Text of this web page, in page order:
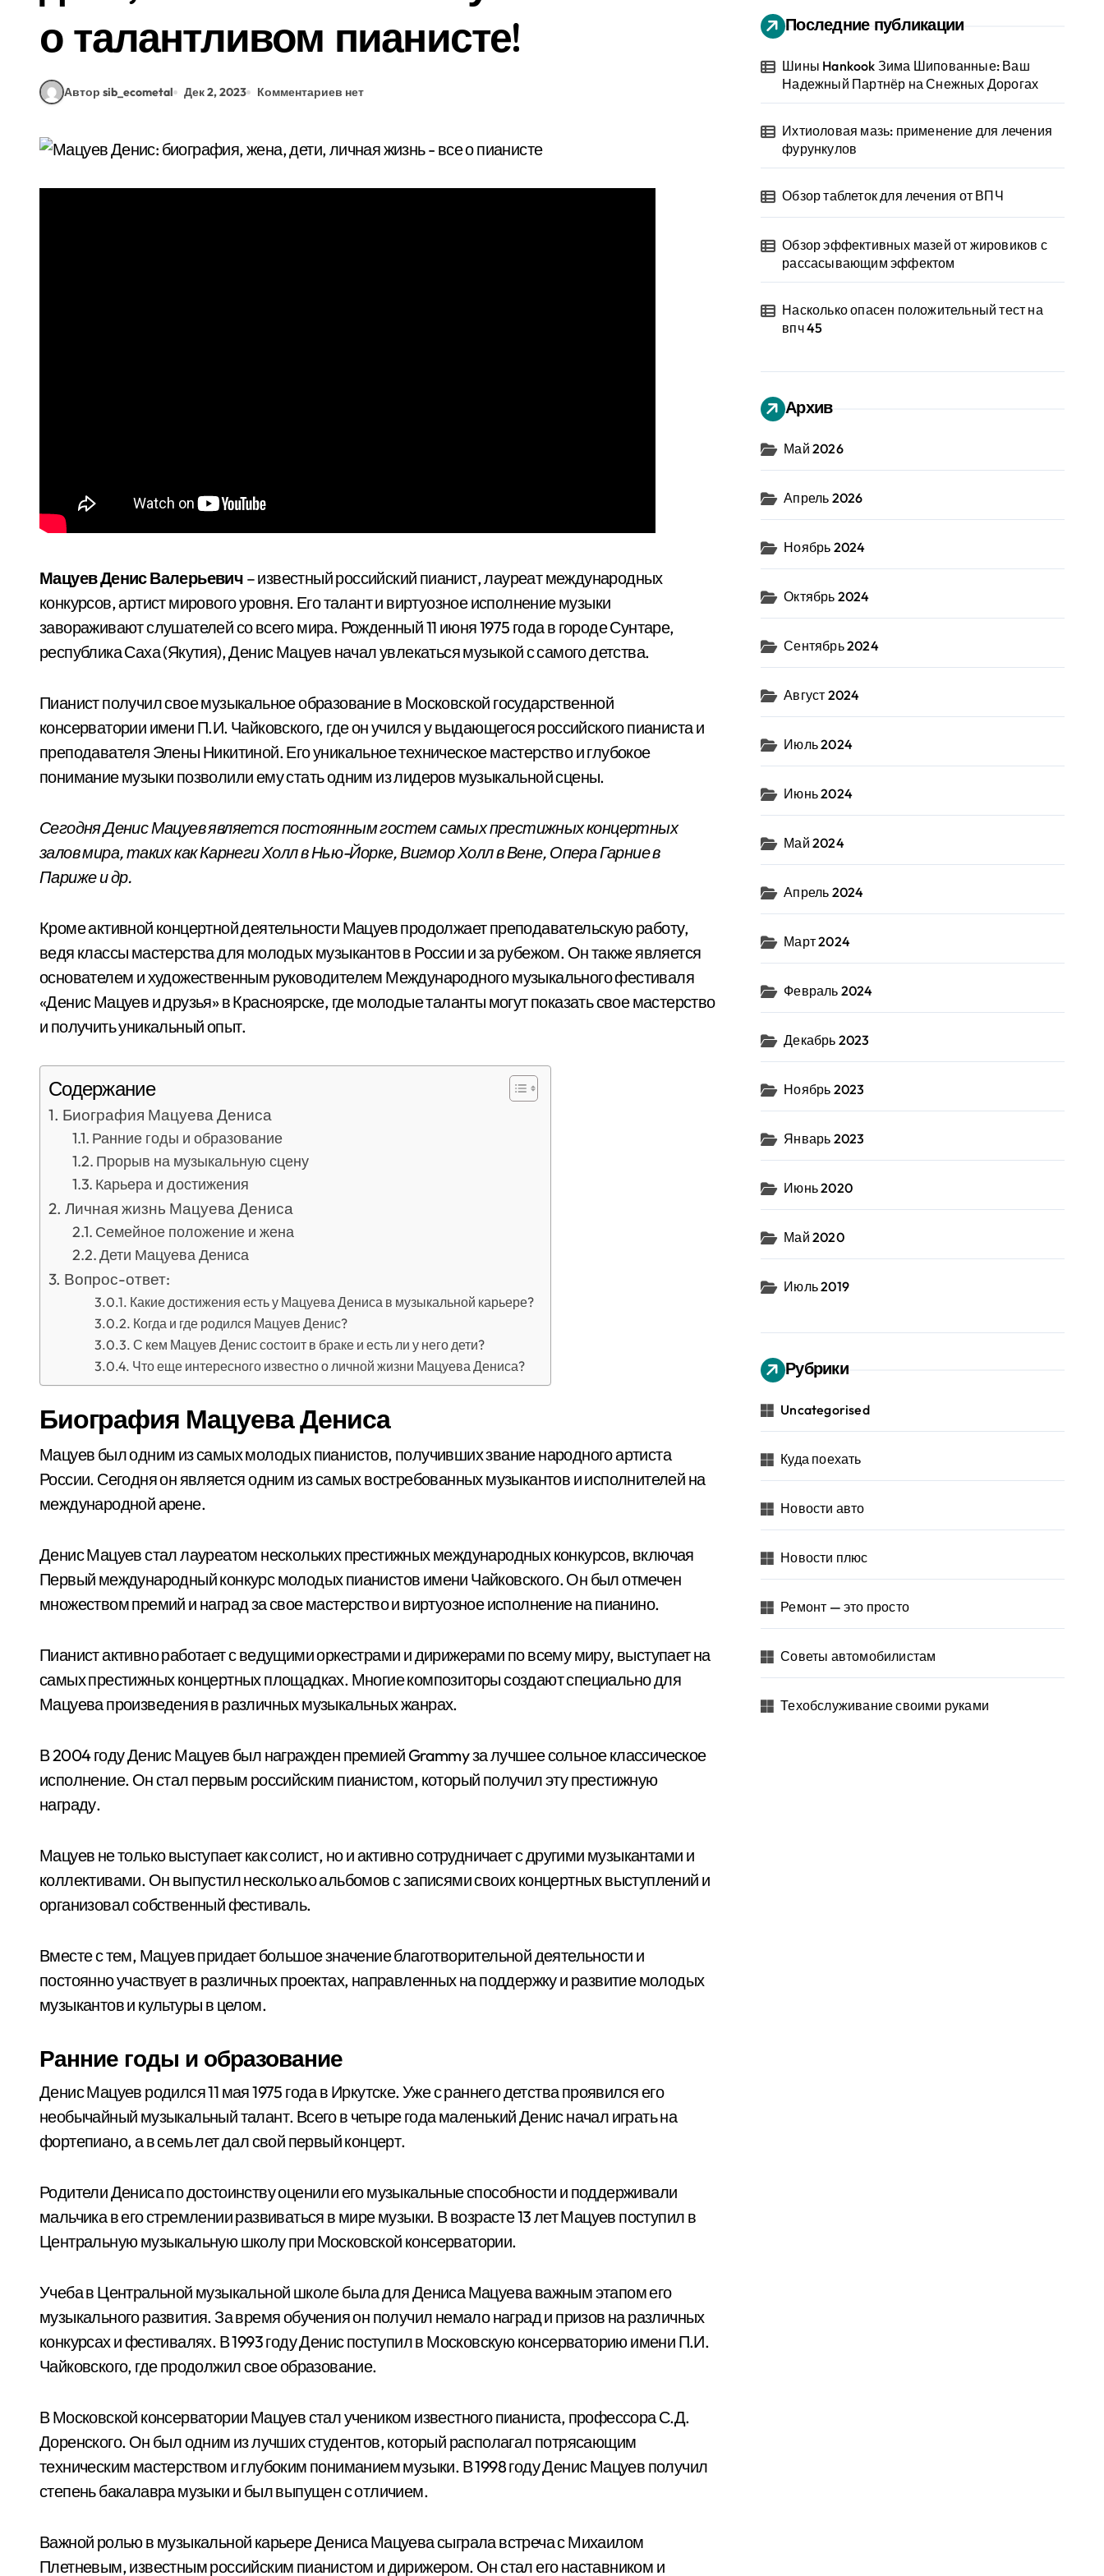
о талантливом пианисте!
Автор sib_ecometal Дек 2, 2023 Комментариев нет
Мацуев Денис Валерьевич – известный российский пианист, лауреат международных
конкурсов, артист мирового уровня. Его талант и виртуозное исполнение музыки
завораживают слушателей со всего мира. Рожденный 11 июня 1975 года в городе Сунтаре,
республика Саха (Якутия), Денис Мацуев начал увлекаться музыкой с самого детства.
Пианист получил свое музыкальное образование в Московской государственной
консерватории имени П.И. Чайковского, где он учился у выдающегося российского пианиста и
преподавателя Элены Никитиной. Его уникальное техническое мастерство и глубокое
понимание музыки позволили ему стать одним из лидеров музыкальной сцены.
Сегодня Денис Мацуев является постоянным гостем самых престижных концертных
залов мира, таких как Карнеги Холл в Нью-Йорке, Вигмор Холл в Вене, Опера Гарние в
Париже и др.
Кроме активной концертной деятельности Мацуев продолжает преподавательскую работу,
ведя классы мастерства для молодых музыкантов в России и за рубежом. Он также является
основателем и художественным руководителем Международного музыкального фестиваля
«Денис Мацуев и друзья» в Красноярске, где молодые таланты могут показать свое мастерство
и получить уникальный опыт.
Содержание
Биография Мацуева Дениса
Ранние годы и образование
Прорыв на музыкальную сцену
Карьера и достижения
Личная жизнь Мацуева Дениса
Семейное положение и жена
Дети Мацуева Дениса
Вопрос-ответ:
Какие достижения есть у Мацуева Дениса в музыкальной карьере?
Когда и где родился Мацуев Денис?
С кем Мацуев Денис состоит в браке и есть ли у него дети?
Что еще интересного известно о личной жизни Мацуева Дениса?
Биография Мацуева Дениса
Мацуев был одним из самых молодых пианистов, получивших звание народного артиста
России. Сегодня он является одним из самых востребованных музыкантов и исполнителей на
международной арене.
Денис Мацуев стал лауреатом нескольких престижных международных конкурсов, включая
Первый международный конкурс молодых пианистов имени Чайковского. Он был отмечен
множеством премий и наград за свое мастерство и виртуозное исполнение на пианино.
Пианист активно работает с ведущими оркестрами и дирижерами по всему миру, выступает на
самых престижных концертных площадках. Многие композиторы создают специально для
Мацуева произведения в различных музыкальных жанрах.
В 2004 году Денис Мацуев был награжден премией Grammy за лучшее сольное классическое
исполнение. Он стал первым российским пианистом, который получил эту престижную
награду.
Мацуев не только выступает как солист, но и активно сотрудничает с другими музыкантами и
коллективами. Он выпустил несколько альбомов с записями своих концертных выступлений и
организовал собственный фестиваль.
Вместе с тем, Мацуев придает большое значение благотворительной деятельности и
постоянно участвует в различных проектах, направленных на поддержку и развитие молодых
музыкантов и культуры в целом.
Ранние годы и образование
Денис Мацуев родился 11 мая 1975 года в Иркутске. Уже с раннего детства проявился его
необычайный музыкальный талант. Всего в четыре года маленький Денис начал играть на
фортепиано, а в семь лет дал свой первый концерт.
Родители Дениса по достоинству оценили его музыкальные способности и поддерживали
мальчика в его стремлении развиваться в мире музыки. В возрасте 13 лет Мацуев поступил в
Центральную музыкальную школу при Московской консерватории.
Учеба в Центральной музыкальной школе была для Дениса Мацуева важным этапом его
музыкального развития. За время обучения он получил немало наград и призов на различных
конкурсах и фестивалях. В 1993 году Денис поступил в Московскую консерваторию имени П.И.
Чайковского, где продолжил свое образование.
В Московской консерватории Мацуев стал учеником известного пианиста, профессора С.Д.
Доренского. Он был одним из лучших студентов, который располагал потрясающим
техническим мастерством и глубоким пониманием музыки. В 1998 году Денис Мацуев получил
степень бакалавра музыки и был выпущен с отличием.
Важной ролью в музыкальной карьере Дениса Мацуева сыграла встреча с Михаилом
Плетневым, известным российским пианистом и дирижером. Он стал его наставником и
Последние публикации
Шины Hankook Зима Шипованные: Ваш
Надежный Партнёр на Снежных Дорогах
Ихтиоловая мазь: применение для лечения
фурункулов
Обзор таблеток для лечения от ВПЧ
Обзор эффективных мазей от жировиков с
рассасывающим эффектом
Насколько опасен положительный тест на
впч 45
Архив
Май 2026
Апрель 2026
Ноябрь 2024
Октябрь 2024
Сентябрь 2024
Август 2024
Июль 2024
Июнь 2024
Май 2024
Апрель 2024
Март 2024
Февраль 2024
Декабрь 2023
Ноябрь 2023
Январь 2023
Июнь 2020
Май 2020
Июль 2019
Рубрики
Uncategorised
Куда поехать
Новости авто
Новости плюс
Ремонт — это просто
Советы автомобилистам
Техобслуживание своими руками